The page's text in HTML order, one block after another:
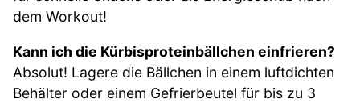
dem Workout!
Kann ich die Kürbisproteinbällchen einfrieren?
Absolut! Lagere die Bällchen in einem luftdichten
Behälter oder einem Gefrierbeutel für bis zu 3